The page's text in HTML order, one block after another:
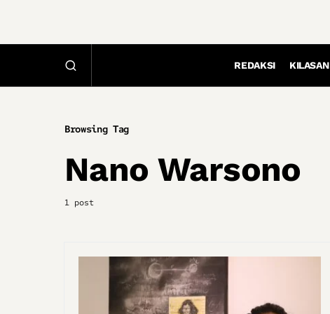
REDAKSI KILASAN
Browsing Tag
Nano Warsono
1 post